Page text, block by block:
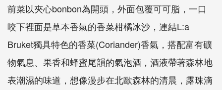
前菜以夾心bonbon為開頭，外面包覆可可脂，一口
咬下裡面是草本香氣的香菜柑橘冰沙，連結L:a
Bruket獨具特色的香菜(Coriander)香氣，搭配富有礦
物氣息、果香和蜂蜜尾韻的氣泡酒，酒液帶著森林地
表潮濕的味道，想像漫步在北歐森林的清晨，露珠滴